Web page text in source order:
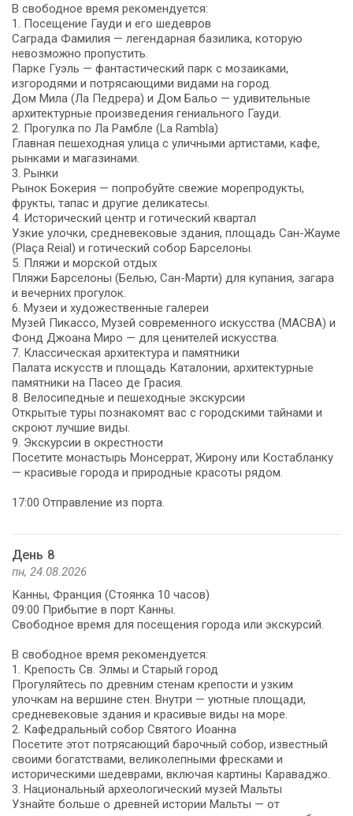
В свободное время рекомендуется:
1. Посещение Гауди и его шедевров
Саграда Фамилия — легендарная базилика, которую
невозможно пропустить.
Парке Гуэль — фантастический парк с мозаиками,
изгородями и потрясающими видами на город.
Дом Мила (Ла Педрера) и Дом Бальо — удивительные
архитектурные произведения гениального Гауди.
2. Прогулка по Ла Рамбле (La Rambla)
Главная пешеходная улица с уличными артистами, кафе,
рынками и магазинами.
3. Рынки
Рынок Бокерия — попробуйте свежие морепродукты,
фрукты, тапас и другие деликатесы.
4. Исторический центр и готический квартал
Узкие улочки, средневековые здания, площадь Сан-Жауме
(Plaça Reial) и готический собор Барселоны.
5. Пляжи и морской отдых
Пляжи Барселоны (Белью, Сан-Марти) для купания, загара
и вечерних прогулок.
6. Музеи и художественные галереи
Музей Пикассо, Музей современного искусства (MACBA) и
Фонд Джоана Миро — для ценителей искусства.
7. Классическая архитектура и памятники
Палата искусств и площадь Каталонии, архитектурные
памятники на Пасео де Грасия.
8. Велосипедные и пешеходные экскурсии
Открытые туры познакомят вас с городскими тайнами и
скроют лучшие виды.
9. Экскурсии в окрестности
Посетите монастырь Монсеррат, Жирону или Костабланку
— красивые города и природные красоты рядом.
17:00 Отправление из порта.
День 8
пн, 24.08.2026
Канны, Франция (Стоянка 10 часов)
09:00 Прибытие в порт Канны.
Свободное время для посещения города или экскурсий.
В свободное время рекомендуется:
1. Крепость Св. Элмы и Старый город
Прогуляйтесь по древним стенам крепости и узким
улочкам на вершине стен. Внутри — уютные площади,
средневековые здания и красивые виды на море.
2. Кафедральный собор Святого Иоанна
Посетите этот потрясающий барочный собор, известный
своими богатствами, великолепными фресками и
историческими шедеврами, включая картины Караваджо.
3. Национальный археологический музей Мальты
Узнайте больше о древней истории Мальты — от